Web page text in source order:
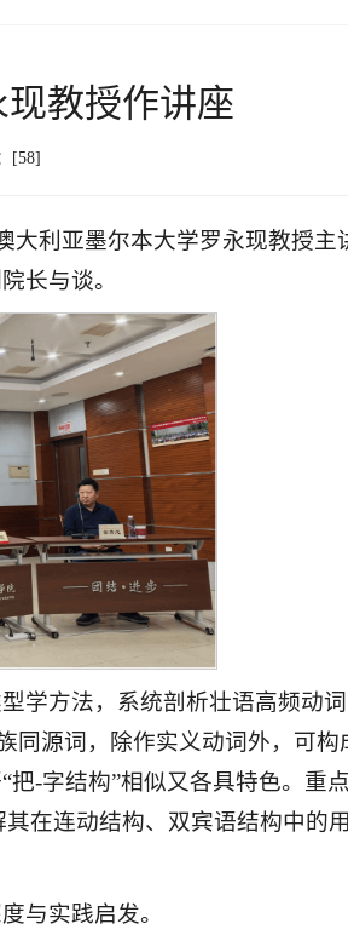
教授作讲座
[58]
大利亚墨尔本大学罗永现教授主
长与谈。
学方法，系统剖析壮语高频动词
同源词，除作实义动词外，可构
-字结构”相似又各具特色。重
在连动结构、双宾语结构中的
与实践启发。